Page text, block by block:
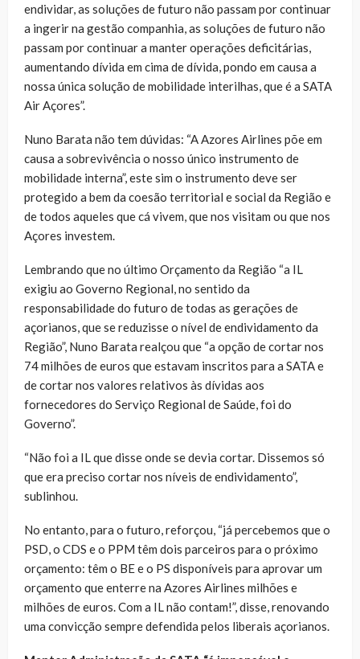
endividar, as soluções de futuro não passam por continuar
a ingerir na gestão companhia, as soluções de futuro não
passam por continuar a manter operações deficitárias,
aumentando dívida em cima de dívida, pondo em causa a
nossa única solução de mobilidade interilhas, que é a SATA
Air Açores”.
Nuno Barata não tem dúvidas: “A Azores Airlines põe em
causa a sobrevivência o nosso único instrumento de
mobilidade interna”, este sim o instrumento deve ser
protegido a bem da coesão territorial e social da Região e
de todos aqueles que cá vivem, que nos visitam ou que nos
Açores investem.
Lembrando que no último Orçamento da Região “a IL
exigiu ao Governo Regional, no sentido da
responsabilidade do futuro de todas as gerações de
açorianos, que se reduzisse o nível de endividamento da
Região”, Nuno Barata realçou que “a opção de cortar nos
74 milhões de euros que estavam inscritos para a SATA e
de cortar nos valores relativos às dívidas aos
fornecedores do Serviço Regional de Saúde, foi do
Governo”.
“Não foi a IL que disse onde se devia cortar. Dissemos só
que era preciso cortar nos níveis de endividamento”,
sublinhou.
No entanto, para o futuro, reforçou, “já percebemos que o
PSD, o CDS e o PPM têm dois parceiros para o próximo
orçamento: têm o BE e o PS disponíveis para aprovar um
orçamento que enterre na Azores Airlines milhões e
milhões de euros. Com a IL não contam!”, disse, renovando
uma convicção sempre defendida pelos liberais açorianos.